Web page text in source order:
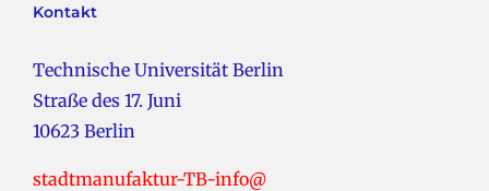
Kontakt
Technische Universität Berlin
Straße des 17. Juni
10623 Berlin
stadtmanufaktur-TB-info@